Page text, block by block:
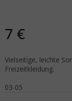
7 €
Vielseitige, leichte
Freizeitkleidung.
03-05